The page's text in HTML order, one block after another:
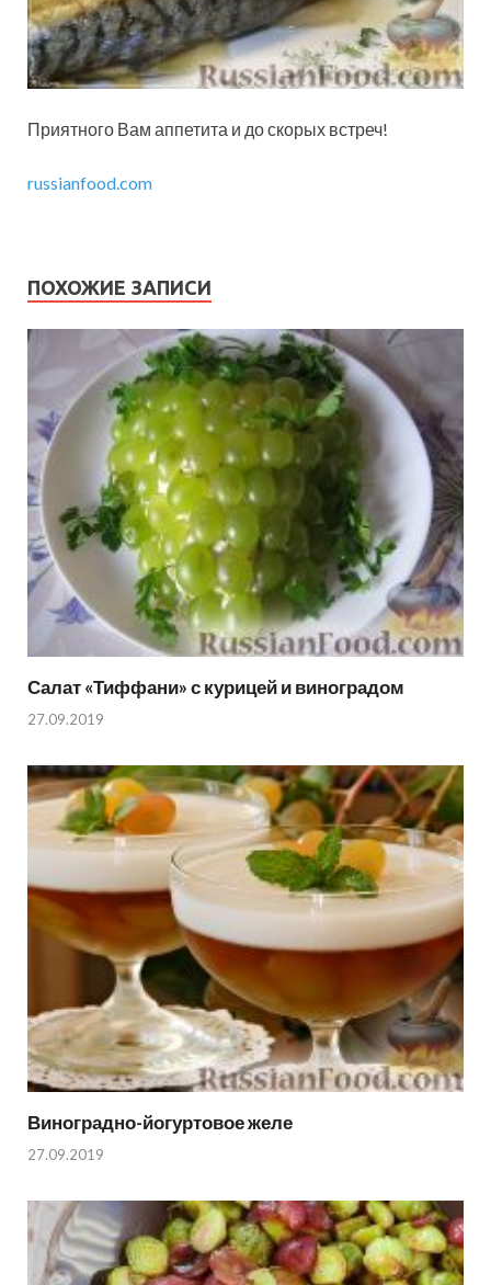
Приятного Вам аппетита и до скорых встреч!
russianfood.com
ПОХОЖИЕ ЗАПИСИ
Салат «Тиффани» с курицей и виноградом
27.09.2019
Виноградно-йогуртовое желе
27.09.2019